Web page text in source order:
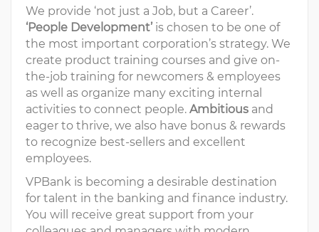
We provide ‘not just a Job, but a Career’.
‘People Development’is chosen to be one of
the most important corporation’s strategy. We
create product training courses and give on-
the-job training for newcomers & employees
as well as organize many exciting internal
activities to connect people. Ambitious and
eager to thrive, we also have bonus & rewards
to recognize best-sellers and excellent
employees.
VPBank is becoming a desirable destination
for talent in the banking and finance industry.
You will receive great support from your